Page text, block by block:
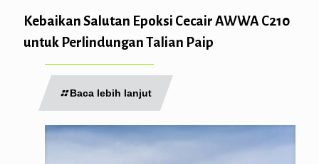
Kebaikan Salutan Epoksi Cecair AWWA C210
untuk Perlindungan Talian Paip
Baca lebih lanjut